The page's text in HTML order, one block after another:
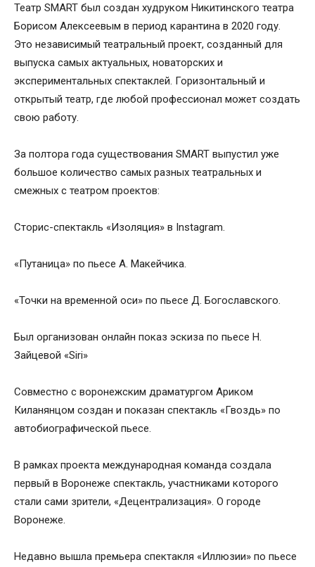
Театр SMART был создан худруком Никитинского театра
Борисом Алексеевым в период карантина в 2020 году.
Это независимый театральный проект, созданный для
выпуска самых актуальных, новаторских и
экспериментальных спектаклей. Горизонтальный и
открытый театр, где любой профессионал может создать
свою работу.
За полтора года существования SMART выпустил уже
большое количество самых разных театральных и
смежных с театром проектов:
Сторис-спектакль «Изоляция» в Instagram.
«Путаница» по пьесе А. Макейчика.
«Точки на временной оси» по пьесе Д. Богославского.
Был организован онлайн показ эскиза по пьесе Н.
Зайцевой «Siri»
Совместно с воронежским драматургом Ариком
Киланянцом создан и показан спектакль «Гвоздь» по
автобиографической пьесе.
В рамках проекта международная команда создала
первый в Воронеже спектакль, участниками которого
стали сами зрители, «Децентрализация». О городе
Воронеже.
Недавно вышла премьера спектакля «Иллюзии» по пьесе